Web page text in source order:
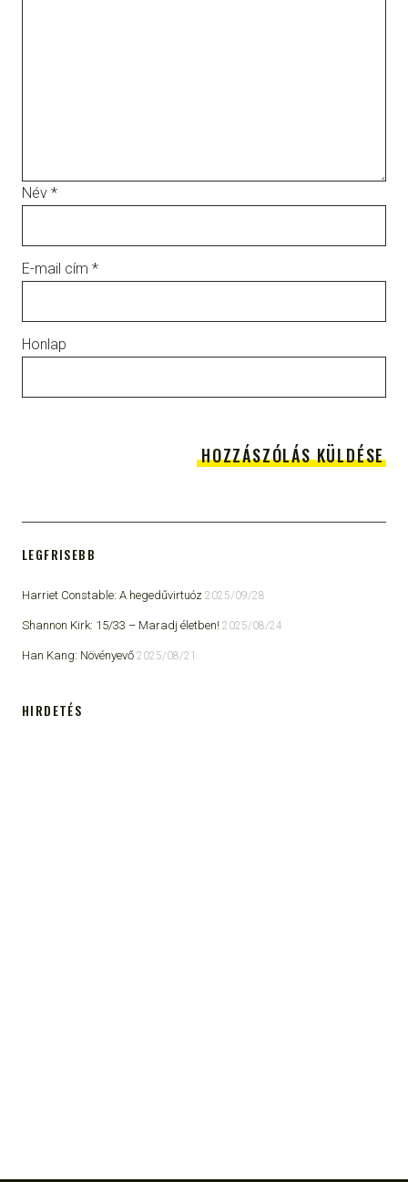
Név *
E-mail cím *
Honlap
LEGFRISEBB
Harriet Constable: A hegedűvirtuóz 2025/09/28
Shannon Kirk: 15/33 ​– Maradj életben! 2025/08/24
Han Kang: Növényevő 2025/08/21
HIRDETÉS